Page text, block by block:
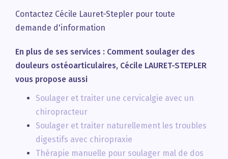
Contactez Cécile Lauret-Stepler pour toute
demande d'information
En plus de ses services : Comment soulager des
douleurs ostéoarticulaires, Cécile LAURET-STEPLER
vous propose aussi
Soulager et traiter une cervicalgie avec un
chiropracteur
Soulager et traiter naturellement les troubles
digestifs avec chiropraxie
Thérapie manuelle pour soulager mal de dos